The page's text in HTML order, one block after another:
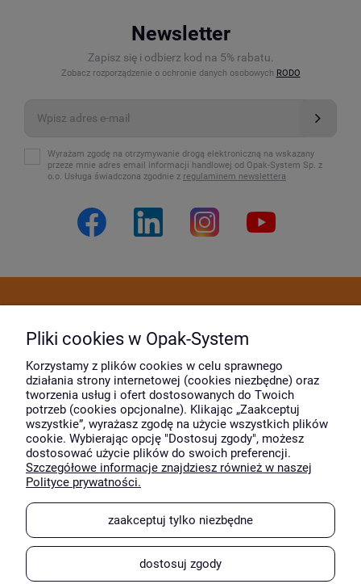
Newsletter
Zapisz się i odbierz kod na 5% rabatu.
Zobacz rozporządzenie o ochronie danych osobowych RODO
Wyrażam zgodę na otrzymywanie drogą elektroniczną na wskazany
przeze mnie adres email informacji handlowej od Opak-System Sp. z
o.o. Usługa świadczona zgodnie z regulaminem newslettera
Moje konto
O firmie
Wyróżnili nas
Pliki cookies w Opak-System
Korzystamy z plików cookies w celu sprawnego
działania strony internetowej (cookies niezbędne) oraz
tworzenia usług i ofert dostosowanych do Twoich
potrzeb (cookies opcjonalne). Klikając „Zaakceptuj
wszystkie”, wyrażasz zgodę na użycie wszystkich plików
cookie. Wybierając opcję "Dostosuj zgody", możesz
dostosować użycie plików do swoich preferencji.
Szczegółowe informacje znajdziesz również w naszej
Polityce prywatności.
zaakceptuj tylko niezbędne
dostosuj zgody